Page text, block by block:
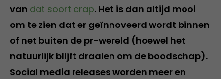
van dat soort crap. Het is dan altijd mooi
om te zien dat er geïnnoveerd wordt binnen
of net buiten de pr-wereld (hoewel het
natuurlijk blijft draaien om de boodschap).
Social media releases worden meer en